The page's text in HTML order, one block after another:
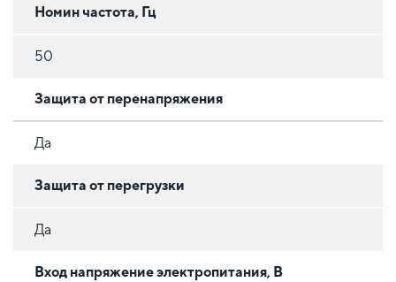
Номин частота, Гц
50
Защита от перенапряжения
Да
Защита от перегрузки
Да
Вход напряжение электропитания, В